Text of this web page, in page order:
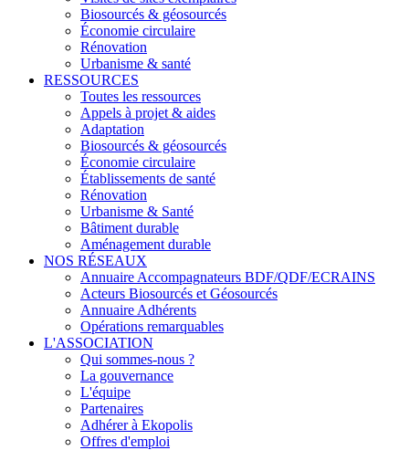
Biosourcés & géosourcés
Économie circulaire
Rénovation
Urbanisme & santé
RESSOURCES
Toutes les ressources
Appels à projet & aides
Adaptation
Biosourcés & géosourcés
Économie circulaire
Établissements de santé
Rénovation
Urbanisme & Santé
Bâtiment durable
Aménagement durable
NOS RÉSEAUX
Annuaire Accompagnateurs BDF/QDF/ECRAINS
Acteurs Biosourcés et Géosourcés
Annuaire Adhérents
Opérations remarquables
L'ASSOCIATION
Qui sommes-nous ?
La gouvernance
L'équipe
Partenaires
Adhérer à Ekopolis
Offres d'emploi